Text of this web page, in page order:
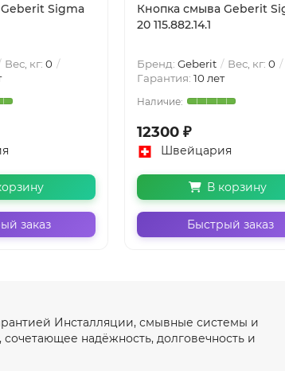
Sigma
Вес, кг: 0
заказ
Кнопка смыва Geberit
20 115.882.14.1
Бренд: Geberit Вес, кг: 0
Гарантия: 10 лет
12300 ₽
Швейцария
В корзину
Быстрый заказ
Инсталляции, смывные системы и
надёжность, долговечность и